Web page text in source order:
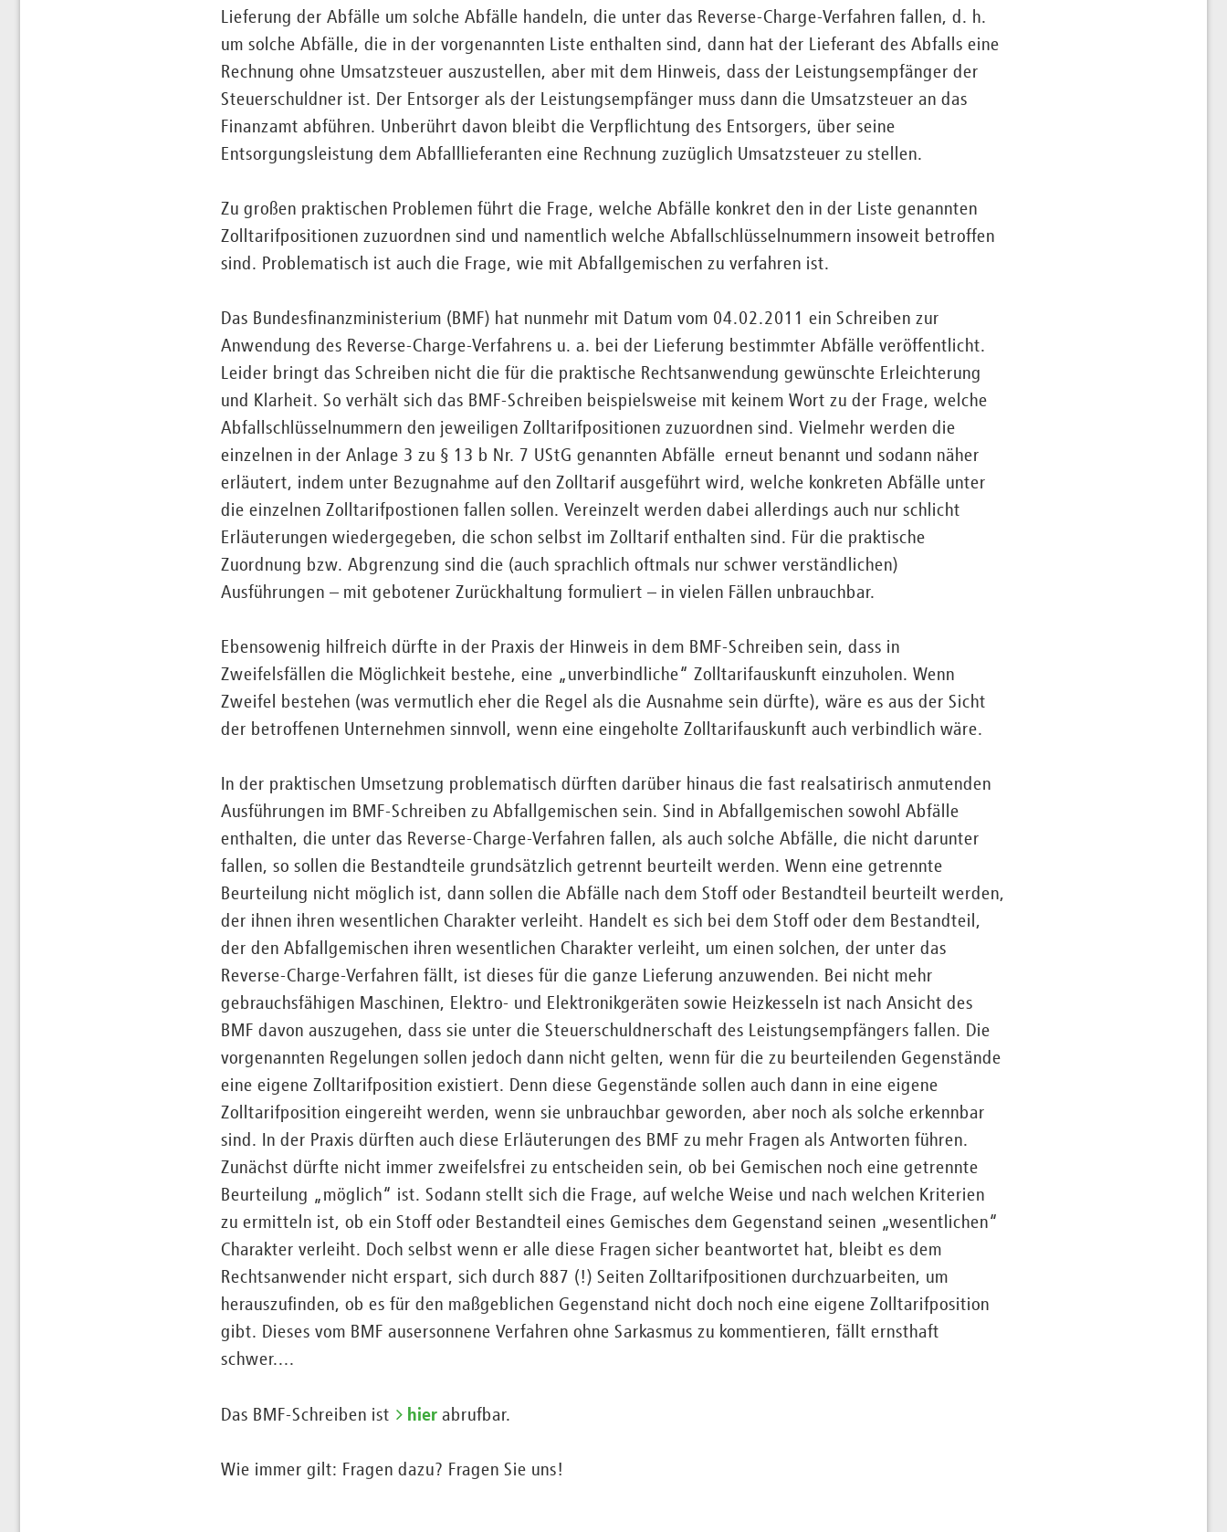
Lieferung der Abfälle um solche Abfälle handeln, die unter das Reverse-Charge-Verfahren fallen, d. h.
um solche Abfälle, die in der vorgenannten Liste enthalten sind, dann hat der Lieferant des Abfalls eine
Rechnung ohne Umsatzsteuer auszustellen, aber mit dem Hinweis, dass der Leistungsempfänger der
Steuerschuldner ist. Der Entsorger als der Leistungsempfänger muss dann die Umsatzsteuer an das
Finanzamt abführen. Unberührt davon bleibt die Verpflichtung des Entsorgers, über seine
Entsorgungsleistung dem Abfalllieferanten eine Rechnung zuzüglich Umsatzsteuer zu stellen.
Zu großen praktischen Problemen führt die Frage, welche Abfälle konkret den in der Liste genannten
Zolltarifpositionen zuzuordnen sind und namentlich welche Abfallschlüsselnummern insoweit betroffen
sind. Problematisch ist auch die Frage, wie mit Abfallgemischen zu verfahren ist.
Das Bundesfinanzministerium (BMF) hat nunmehr mit Datum vom 04.02.2011 ein Schreiben zur
Anwendung des Reverse-Charge-Verfahrens u. a. bei der Lieferung bestimmter Abfälle veröffentlicht.
Leider bringt das Schreiben nicht die für die praktische Rechtsanwendung gewünschte Erleichterung
und Klarheit. So verhält sich das BMF-Schreiben beispielsweise mit keinem Wort zu der Frage, welche
Abfallschlüsselnummern den jeweiligen Zolltarifpositionen zuzuordnen sind. Vielmehr werden die
einzelnen in der Anlage 3 zu § 13 b Nr. 7 UStG genannten Abfälle erneut benannt und sodann näher
erläutert, indem unter Bezugnahme auf den Zolltarif ausgeführt wird, welche konkreten Abfälle unter
die einzelnen Zolltarifpostionen fallen sollen. Vereinzelt werden dabei allerdings auch nur schlicht
Erläuterungen wiedergegeben, die schon selbst im Zolltarif enthalten sind. Für die praktische
Zuordnung bzw. Abgrenzung sind die (auch sprachlich oftmals nur schwer verständlichen)
Ausführungen – mit gebotener Zurückhaltung formuliert – in vielen Fällen unbrauchbar.
Ebensowenig hilfreich dürfte in der Praxis der Hinweis in dem BMF-Schreiben sein, dass in
Zweifelsfällen die Möglichkeit bestehe, eine „unverbindliche“ Zolltarifauskunft einzuholen. Wenn
Zweifel bestehen (was vermutlich eher die Regel als die Ausnahme sein dürfte), wäre es aus der Sicht
der betroffenen Unternehmen sinnvoll, wenn eine eingeholte Zolltarifauskunft auch verbindlich wäre.
In der praktischen Umsetzung problematisch dürften darüber hinaus die fast realsatirisch anmutenden
Ausführungen im BMF-Schreiben zu Abfallgemischen sein. Sind in Abfallgemischen sowohl Abfälle
enthalten, die unter das Reverse-Charge-Verfahren fallen, als auch solche Abfälle, die nicht darunter
fallen, so sollen die Bestandteile grundsätzlich getrennt beurteilt werden. Wenn eine getrennte
Beurteilung nicht möglich ist, dann sollen die Abfälle nach dem Stoff oder Bestandteil beurteilt werden,
der ihnen ihren wesentlichen Charakter verleiht. Handelt es sich bei dem Stoff oder dem Bestandteil,
der den Abfallgemischen ihren wesentlichen Charakter verleiht, um einen solchen, der unter das
Reverse-Charge-Verfahren fällt, ist dieses für die ganze Lieferung anzuwenden. Bei nicht mehr
gebrauchsfähigen Maschinen, Elektro- und Elektronikgeräten sowie Heizkesseln ist nach Ansicht des
BMF davon auszugehen, dass sie unter die Steuerschuldnerschaft des Leistungsempfängers fallen. Die
vorgenannten Regelungen sollen jedoch dann nicht gelten, wenn für die zu beurteilenden Gegenstände
eine eigene Zolltarifposition existiert. Denn diese Gegenstände sollen auch dann in eine eigene
Zolltarifposition eingereiht werden, wenn sie unbrauchbar geworden, aber noch als solche erkennbar
sind. In der Praxis dürften auch diese Erläuterungen des BMF zu mehr Fragen als Antworten führen.
Zunächst dürfte nicht immer zweifelsfrei zu entscheiden sein, ob bei Gemischen noch eine getrennte
Beurteilung „möglich“ ist. Sodann stellt sich die Frage, auf welche Weise und nach welchen Kriterien
zu ermitteln ist, ob ein Stoff oder Bestandteil eines Gemisches dem Gegenstand seinen „wesentlichen“
Charakter verleiht. Doch selbst wenn er alle diese Fragen sicher beantwortet hat, bleibt es dem
Rechtsanwender nicht erspart, sich durch 887 (!) Seiten Zolltarifpositionen durchzuarbeiten, um
herauszufinden, ob es für den maßgeblichen Gegenstand nicht doch noch eine eigene Zolltarifposition
gibt. Dieses vom BMF ausersonnene Verfahren ohne Sarkasmus zu kommentieren, fällt ernsthaft
schwer....
Das BMF-Schreiben ist hier abrufbar.
Wie immer gilt: Fragen dazu? Fragen Sie uns!